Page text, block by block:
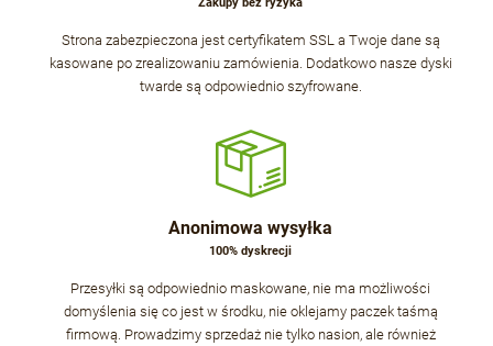
Strona zabezpieczona jest certyfikatem SSL a Twoje dane są
kasowane po zrealizowaniu zamówienia. Dodatkowo nasze dyski
twarde są odpowiednio szyfrowane.
Anonimowa wysyłka
100% dyskrecji
Przesyłki są odpowiednio maskowane, nie ma możliwości
domyślenia się co jest w środku, nie oklejamy paczek taśmą
firmową. Prowadzimy sprzedaż nie tylko nasion, ale również